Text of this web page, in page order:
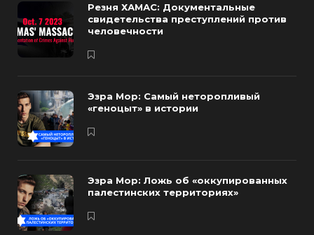
Резня ХАМАС: Документальные
свидетельства преступлений против
человечности
Эзра Мор: Самый неторопливый
«геноцыт» в истории
Эзра Мор: Ложь об «оккупированных
палестинских территориях»